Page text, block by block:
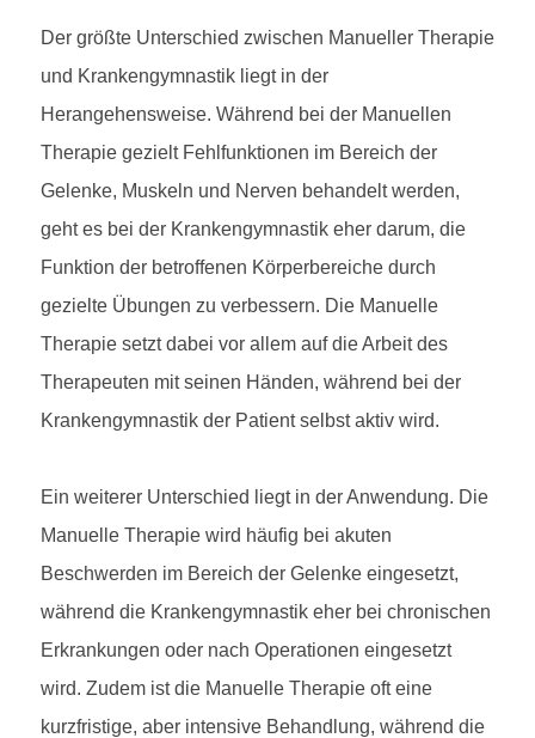
Der größte Unterschied zwischen Manueller Therapie
und Krankengymnastik liegt in der
Herangehensweise. Während bei der Manuellen
Therapie gezielt Fehlfunktionen im Bereich der
Gelenke, Muskeln und Nerven behandelt werden,
geht es bei der Krankengymnastik eher darum, die
Funktion der betroffenen Körperbereiche durch
gezielte Übungen zu verbessern. Die Manuelle
Therapie setzt dabei vor allem auf die Arbeit des
Therapeuten mit seinen Händen, während bei der
Krankengymnastik der Patient selbst aktiv wird.
Ein weiterer Unterschied liegt in der Anwendung. Die
Manuelle Therapie wird häufig bei akuten
Beschwerden im Bereich der Gelenke eingesetzt,
während die Krankengymnastik eher bei chronischen
Erkrankungen oder nach Operationen eingesetzt
wird. Zudem ist die Manuelle Therapie oft eine
kurzfristige, aber intensive Behandlung, während die